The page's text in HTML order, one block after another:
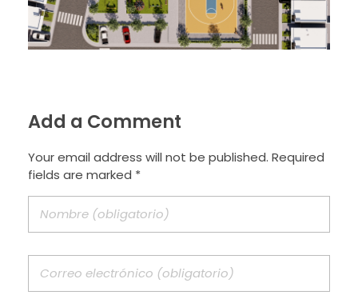
Add a Comment
Your email address will not be published. Required
fields are marked *